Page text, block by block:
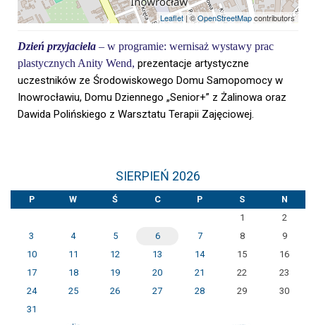
Leaflet| ©OpenStreetMapcontributors
Dzień przyjaciela – w programie: wernisaż wystawy prac
plastycznych Anity Wend, prezentacje artystyczne
uczestników ze Środowiskowego Domu Samopomocy w
Inowrocławiu, Domu Dziennego „Senior+” z Żalinowa oraz
Dawida Polińskiego z Warsztatu Terapii Zajęciowej.
SIERPIEŃ 2026
P W Ś C P S
N
1
2
3
4 5 6 7 8
9
10
11 12 13 14 15
16
17
18 19 20 21 22
23
24
25 26 27 28 29
30
31